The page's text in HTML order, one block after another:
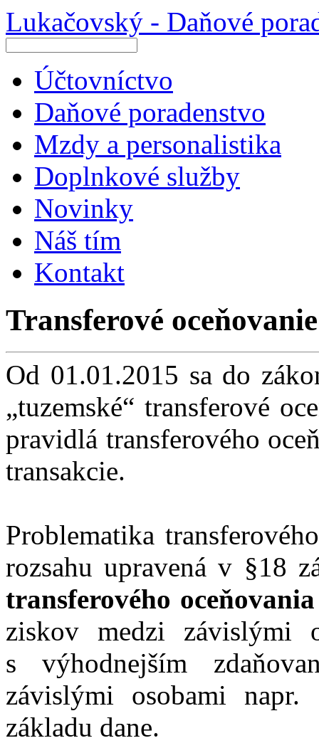
Lukačovský - Daňové
Účtovníctvo
Daňové poradenstvo
Mzdy a personalistika
Doplnkové služby
Novinky
Náš tím
Kontakt
Transferové oceňovanie
Od 01.01.2015 sa do
„tuzemské“ transferové
pravidlá transferového
transakcie.
Problematika
rozsahu upravená v §18
transferového oceňovania
ziskov medzi závislými
s výhodnejším
závislými osobami
základu dane.